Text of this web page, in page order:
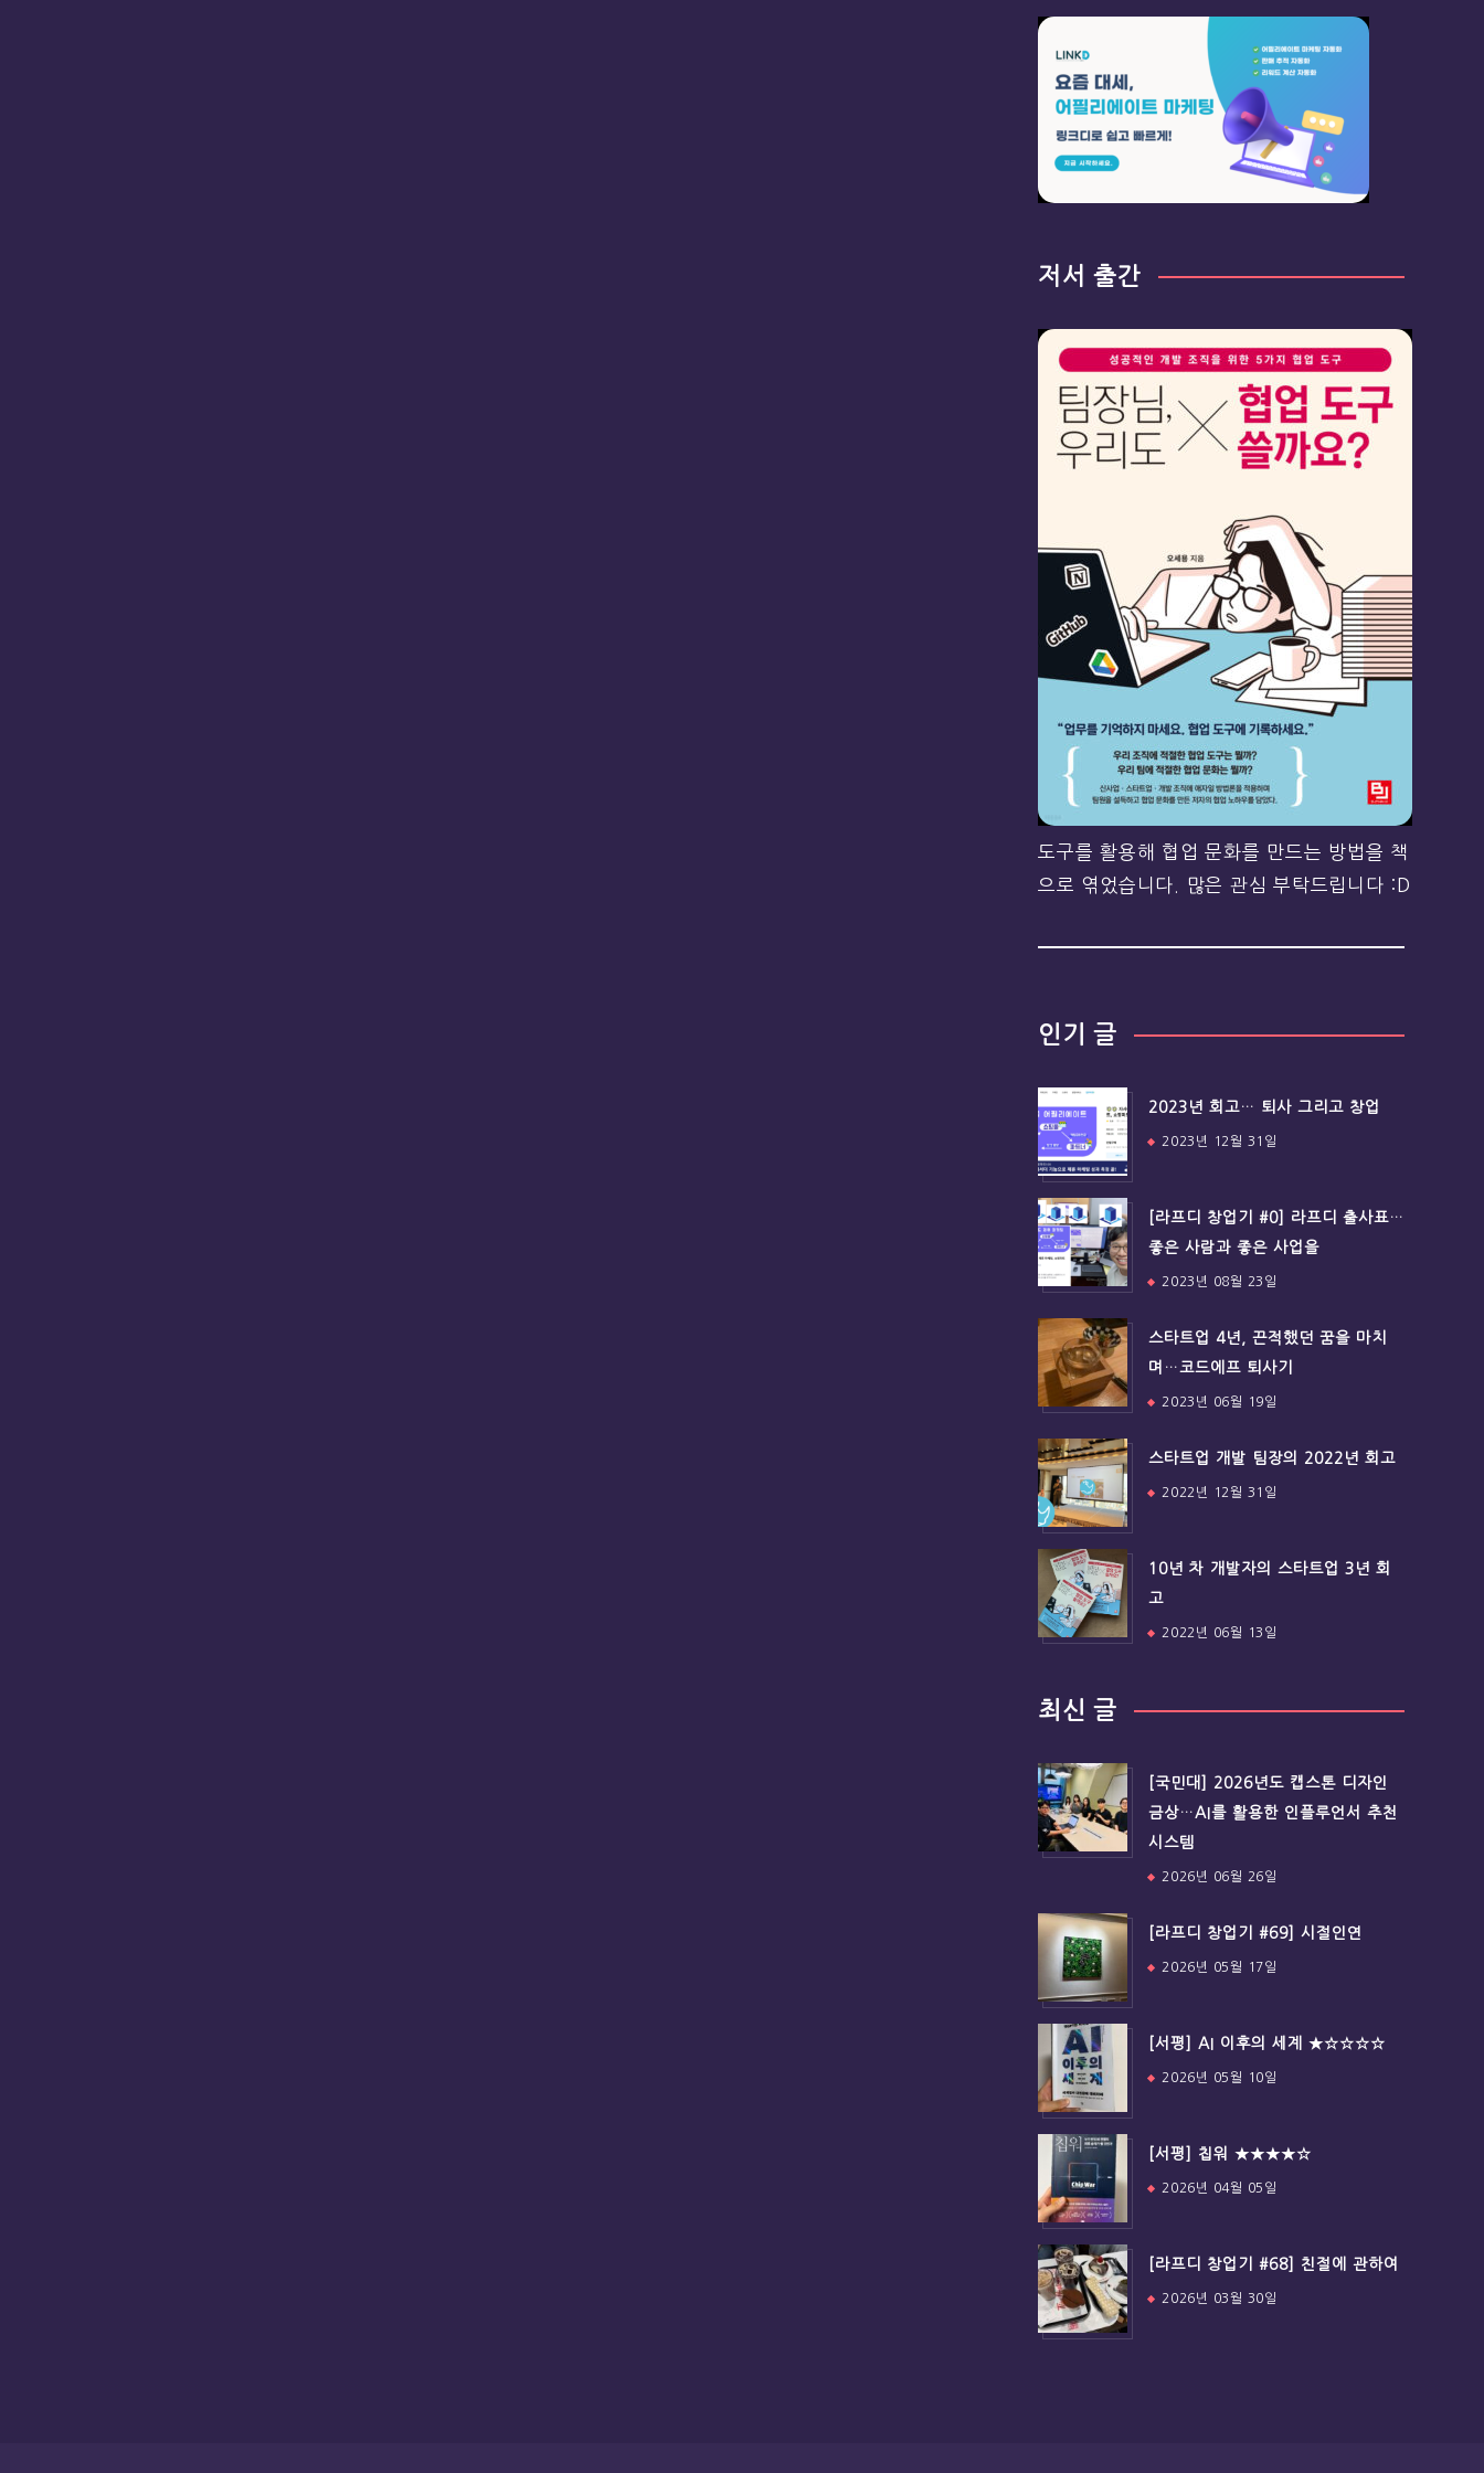
저서 출간
도구를 활용해 협업 문화를 만드는 방법을 책
으로 엮었습니다. 많은 관심 부탁드립니다 :D
인기 글
2023년 회고… 퇴사 그리고 창업
2023년 12월 31일
[라프디 창업기 #0] 라프디 출사표…
좋은 사람과 좋은 사업을
2023년 08월 23일
스타트업 4년, 끈적했던 꿈을 마치
며…코드에프 퇴사기
2023년 06월 19일
스타트업 개발 팀장의 2022년 회고
2022년 12월 31일
10년 차 개발자의 스타트업 3년 회
고
2022년 06월 13일
최신 글
[국민대] 2026년도 캡스톤 디자인
금상…AI를 활용한 인플루언서 추천
시스템
2026년 06월 26일
[라프디 창업기 #69] 시절인연
2026년 05월 17일
[서평] AI 이후의 세계 ★☆☆☆☆
2026년 05월 10일
[서평] 칩워 ★★★★☆
2026년 04월 05일
[라프디 창업기 #68] 친절에 관하여
2026년 03월 30일